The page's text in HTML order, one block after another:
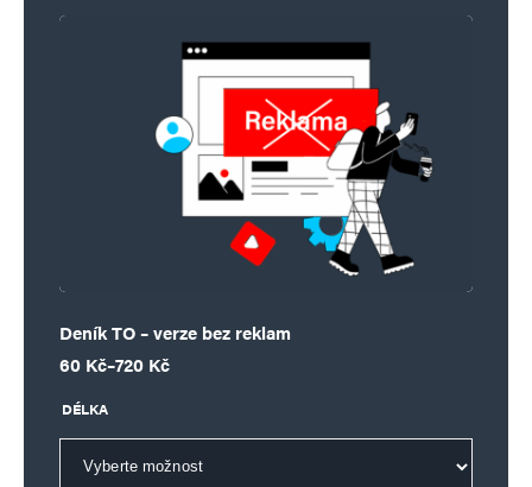
Deník TO – verze bez reklam
60 Kč–720 Kč
Rozpětí cen: 60 Kč až 720 Kč
DÉLKA